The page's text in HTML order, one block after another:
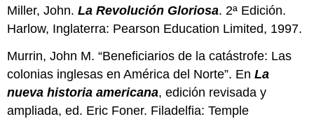
Miller, John.La Revolución Gloriosa. 2ª Edición.
Harlow, Inglaterra: Pearson Education Limited, 1997.
Murrin, John M. “Beneficiarios de la catástrofe: Las
colonias inglesas en América del Norte”. EnLa
nueva historia americana, edición revisada y
ampliada, ed. Eric Foner. Filadelfia: Temple